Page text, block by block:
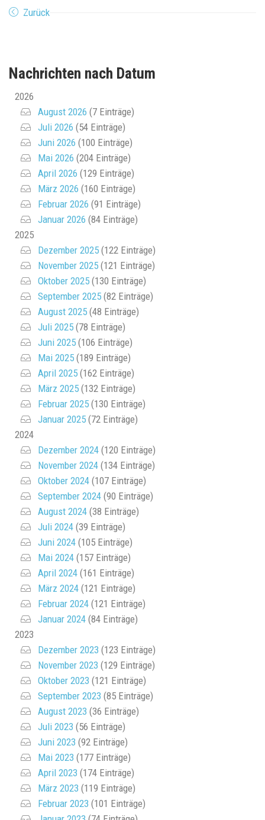
Zurück
Nachrichten nach Datum
2026
August 2026 (7 Einträge)
Juli 2026 (54 Einträge)
Juni 2026 (100 Einträge)
Mai 2026 (204 Einträge)
April 2026 (129 Einträge)
März 2026 (160 Einträge)
Februar 2026 (91 Einträge)
Januar 2026 (84 Einträge)
2025
Dezember 2025 (122 Einträge)
November 2025 (121 Einträge)
Oktober 2025 (130 Einträge)
September 2025 (82 Einträge)
August 2025 (48 Einträge)
Juli 2025 (78 Einträge)
Juni 2025 (106 Einträge)
Mai 2025 (189 Einträge)
April 2025 (162 Einträge)
März 2025 (132 Einträge)
Februar 2025 (130 Einträge)
Januar 2025 (72 Einträge)
2024
Dezember 2024 (120 Einträge)
November 2024 (134 Einträge)
Oktober 2024 (107 Einträge)
September 2024 (90 Einträge)
August 2024 (38 Einträge)
Juli 2024 (39 Einträge)
Juni 2024 (105 Einträge)
Mai 2024 (157 Einträge)
April 2024 (161 Einträge)
März 2024 (121 Einträge)
Februar 2024 (121 Einträge)
Januar 2024 (84 Einträge)
2023
Dezember 2023 (123 Einträge)
November 2023 (129 Einträge)
Oktober 2023 (121 Einträge)
September 2023 (85 Einträge)
August 2023 (36 Einträge)
Juli 2023 (56 Einträge)
Juni 2023 (92 Einträge)
Mai 2023 (177 Einträge)
April 2023 (174 Einträge)
März 2023 (119 Einträge)
Februar 2023 (101 Einträge)